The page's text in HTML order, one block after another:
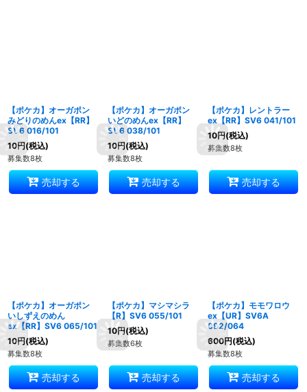
【ポケカ】オーガポン
みどりのめんex【RR】
SV6 016/101
10円(税込)
募集数8枚
売却する
【ポケカ】オーガポン
いどのめんex【RR】
SV6 038/101
10円(税込)
募集数8枚
売却する
【ポケカ】レントラー
ex【RR】SV6 041/101
10円(税込)
募集数8枚
売却する
【ポケカ】オーガポン
いしずえのめん
ex【RR】SV6 065/101
10円(税込)
募集数8枚
売却する
【ポケカ】マシマシラ
【R】SV6 055/101
10円(税込)
募集数6枚
売却する
【ポケカ】モモワロウ
ex【UR】SV6A
092/064
600円(税込)
募集数8枚
売却する